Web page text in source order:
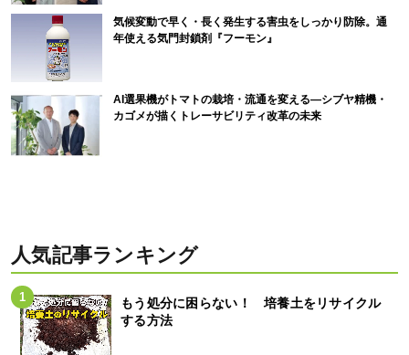
気候変動で早く・長く発生する害虫をしっかり防除。通
年使える気門封鎖剤『フーモン』
AI選果機がトマトの栽培・流通を変える―シブヤ精機・
カゴメが描くトレーサビリティ改革の未来
人気記事ランキング
もう処分に困らない！ 培養土をリサイクル
する方法